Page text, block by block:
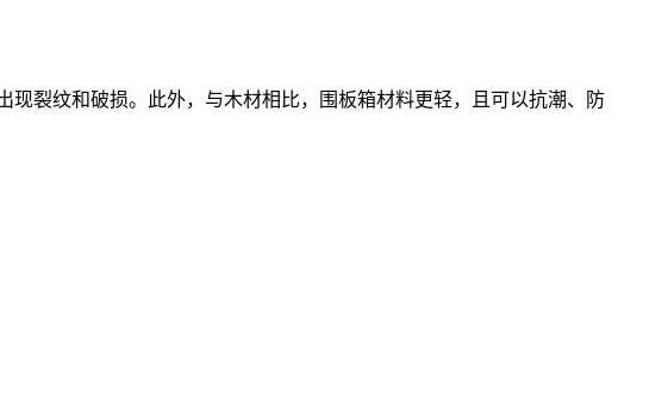
裂纹和破损。此外，与木材相比，围板箱材料更轻，且可以抗潮、防